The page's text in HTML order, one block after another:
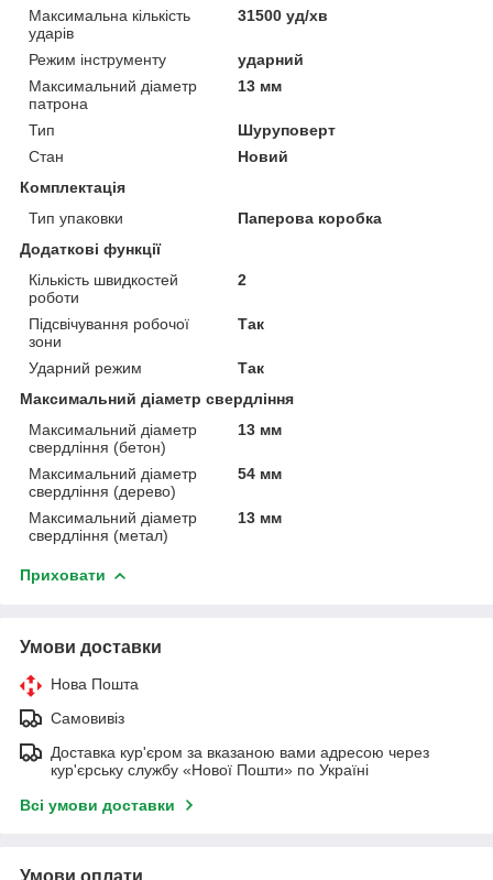
Максимальна кількість
ударів
31500 уд/хв
Режим інструменту
ударний
Максимальний діаметр
патрона
13 мм
Тип
Шуруповерт
Стан
Новий
Комплектація
Тип упаковки
Паперова коробка
Додаткові функції
Кількість швидкостей
роботи
2
Підсвічування робочої
зони
Так
Ударний режим
Так
Максимальний діаметр свердління
Максимальний діаметр
свердління (бетон)
13 мм
Максимальний діаметр
свердління (дерево)
54 мм
Максимальний діаметр
свердління (метал)
13 мм
Приховати
Умови доставки
Нова Пошта
Самовивіз
Доставка кур'єром за вказаною вами адресою через
кур'єрську службу «Нової Пошти» по Україні
Всі умови доставки
Умови оплати